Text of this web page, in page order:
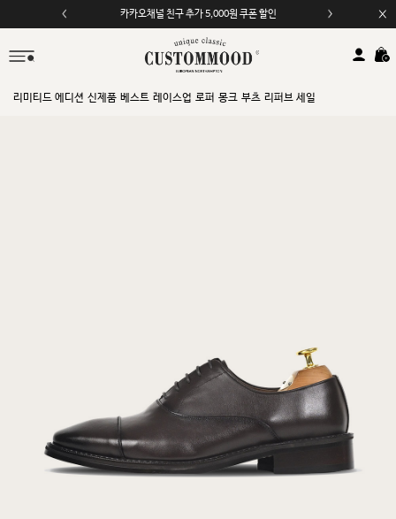
카카오채널 친구 추가 5,000원 쿠폰 할인
모바일 앱 자동 2,000원 할인
리미티드 에디션 신제품 베스트 레이스업 로퍼 몽크 부츠 리퍼브 세일